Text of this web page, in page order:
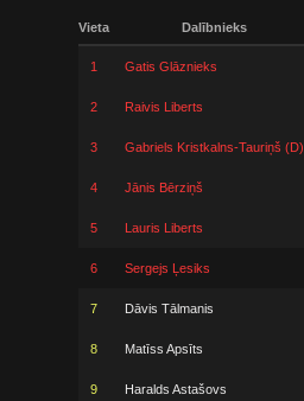
Vieta Dalībnieks
1 Gatis Glāznieks
2 Raivis Liberts
3 Gabriels Kristkalns-Tauriņš (D)
4 Jānis Bērziņš
5 Lauris Liberts
6 Sergejs Ļesiks
7 Dāvis Tālmanis
8 Matīss Apsīts
9 Haralds Astašovs